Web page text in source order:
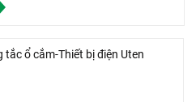
tắc ổ cắm-Thiết bị điện Uten